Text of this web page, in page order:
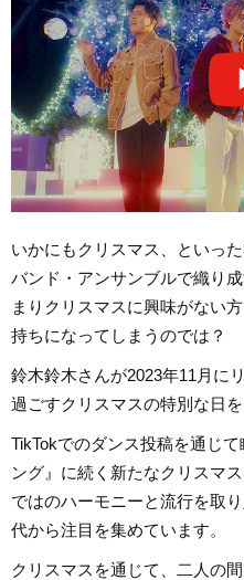
いかにもクリスマス、といっ
バンド・アンサンブルで織り
まりクリスマスに興味がない
持ちになってしまうのでは？
鈴木鈴木さんが2023年11月に
過ごすクリスマスの特別な日
TikTokでのダンス投稿を通じ
ング』に続く新たなクリスマ
ではのハーモニーと流行を取
代から注目を集めています。
クリスマスを通じて、二人の